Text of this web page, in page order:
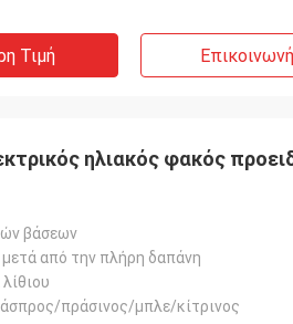
Τιμή
ηλιακός φακός
βάσεων
μετά από την πλήρη δαπάνη
πράσινος/μπλε/κίτρινος